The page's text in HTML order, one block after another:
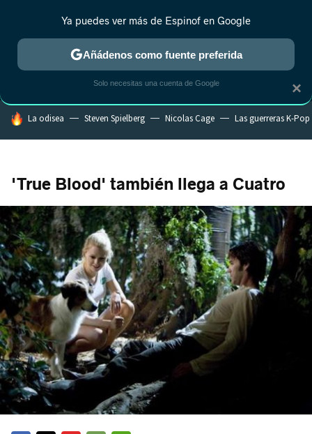
MENÚ NUEVO
ESTRENOS REALITY ANIME RANKINGS CINE
HOY SE HABLA DE
La odisea Steven Spielberg Nicolas Cage Las guerreras K-Pop
'True Blood' también llega a Cuatro
×
Ya puedes ver más de Espinof en Google
Añádenos como fuente preferida
Solo necesitas una cuenta de Google